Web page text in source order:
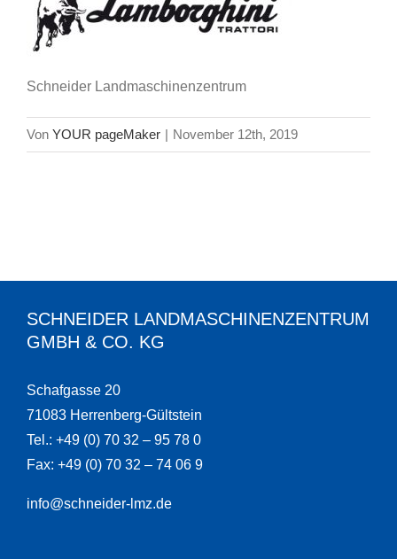
Schneider Landmaschinenzentrum
Von YOUR pageMaker | November 12th, 2019
SCHNEIDER LANDMASCHINENZENTRUM
GMBH & CO. KG
Schafgasse 20
71083 Herrenberg-Gültstein
Tel.: +49 (0) 70 32 – 95 78 0
Fax: +49 (0) 70 32 – 74 06 9
info@schneider-lmz.de